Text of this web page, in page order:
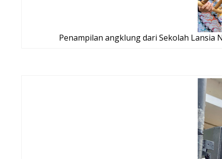
Penampilan angklung dari Sekolah Lansia